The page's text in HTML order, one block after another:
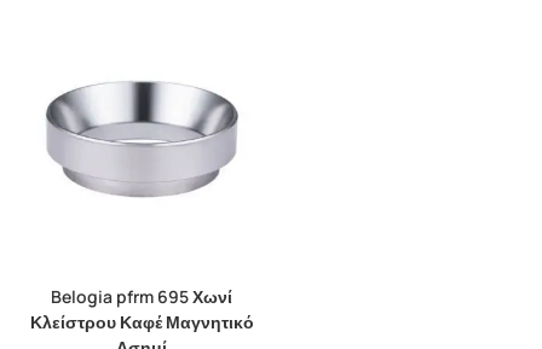
Belogia pfrm 695 Χωνί
Κλείστρου Καφέ Μαγνητικό